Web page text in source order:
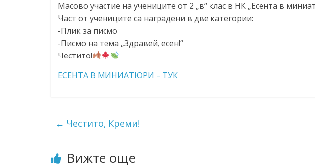
Масово участие на учениците от 2 „в“ клас в НК „Есента в
Част от учениците са наградени в две категории:
-Плик за писмо
-Писмо на тема „Здравей, есен!“
Честито!
ЕСЕНТА В МИНИАТЮРИ – ТУК
← Честито, Креми!
Вижте още